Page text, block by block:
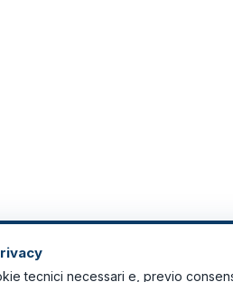
tecnici necessari e, previo